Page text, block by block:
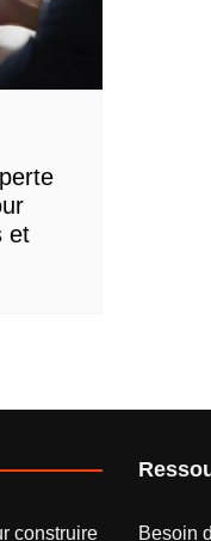
et
construire Besoin